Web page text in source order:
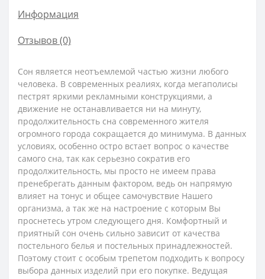
Информация
Отзывов (0)
Сон является неотъемлемой частью жизни любого
человека. В современных реалиях, когда мегаполисы
пестрят яркими рекламными конструкциями, а
движение не останавливается ни на минуту,
продолжительность сна современного жителя
огромного города сокращается до минимума. В данных
условиях, особенно остро встает вопрос о качестве
самого сна, так как серьезно сократив его
продолжительность, мы просто не имеем права
пренебрегать данным фактором, ведь он напрямую
влияет на тонус и общее самочувствие Нашего
организма, а так же на настроение с которым Вы
проснетесь утром следующего дня. Комфортный и
приятный сон очень сильно зависит от качества
постельного белья и постельных принадлежностей.
Поэтому стоит с особым трепетом подходить к вопросу
выбора данных изделий при его покупке. Ведущая